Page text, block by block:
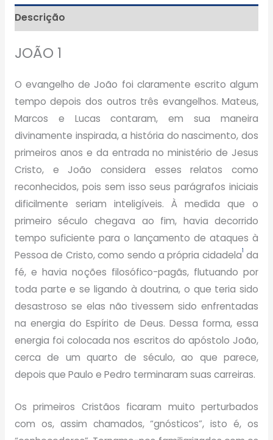
Descrição
JOÃO 1
O evangelho de João foi claramente escrito algum
tempo depois dos outros três evangelhos. Mateus,
Marcos e Lucas contaram, em sua maneira
divinamente inspirada, a história do nascimento, dos
primeiros anos e da entrada no ministério de Jesus
Cristo, e João considera esses relatos como
reconhecidos, pois sem isso seus parágrafos iniciais
dificilmente seriam inteligíveis. À medida que o
primeiro século chegava ao fim, havia decorrido
tempo suficiente para o lançamento de ataques à
Pessoa de Cristo, como sendo a própria cidadela1 da
fé, e havia noções filosófico-pagãs, flutuando por
toda parte e se ligando à doutrina, o que teria sido
desastroso se elas não tivessem sido enfrentadas
na energia do Espírito de Deus. Dessa forma, essa
energia foi colocada nos escritos do apóstolo João,
cerca de um quarto de século, ao que parece,
depois que Paulo e Pedro terminaram suas carreiras.
Os primeiros Cristãos ficaram muito perturbados
com os, assim chamados, “gnósticos”, isto é, os